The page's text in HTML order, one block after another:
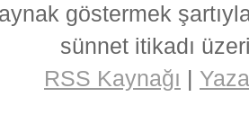
göstermek
sünnet itikadı
RSS Kaynağı |